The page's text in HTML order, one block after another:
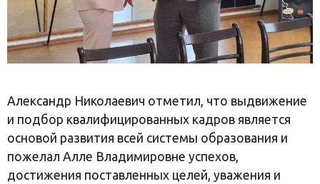
Александр Николаевич отметил, что выдвижение
и подбор квалифицированных кадров является
основой развития всей системы образования и
пожелал Алле Владимировне успехов,
достижения поставленных целей, уважения и